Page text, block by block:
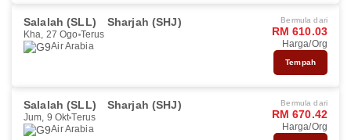
Salalah (SLL) Sharjah (SHJ)
Kha, 27 Ogo Terus
Air Arabia
Bermula dari
RM 610.03
Harga/Org
Tempah
Salalah (SLL) Sharjah (SHJ)
Jum, 9 Okt Terus
Air Arabia
Bermula dari
RM 670.42
Harga/Org